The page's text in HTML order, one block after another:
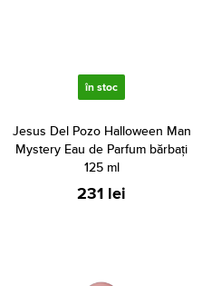
în stoc
Jesus Del Pozo Halloween Man
Mystery Eau de Parfum bărbați
125 ml
231 lei